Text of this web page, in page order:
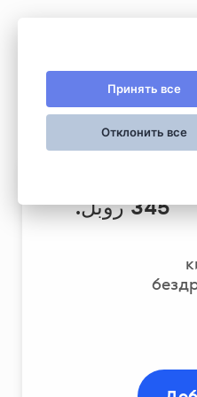
345 روبل.
Принять все
Отклонить все